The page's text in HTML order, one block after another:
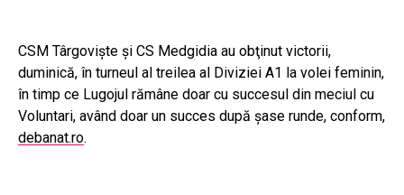
CSM Târgovişte şi CS Medgidia au obţinut victorii,
duminică, în turneul al treilea al Diviziei A1 la volei feminin,
în timp ce Lugojul rămâne doar cu succesul din meciul cu
Voluntari, având doar un succes după şase runde, conform,
debanat.ro.